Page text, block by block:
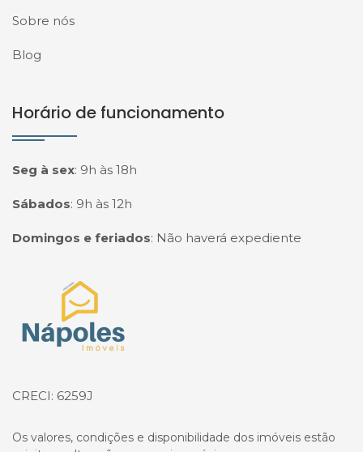
Sobre nós
Blog
Horário de funcionamento
Seg à sex: 9h às 18h
Sábados: 9h às 12h
Domingos e feriados: Não haverá expediente
Página inicial
CRECI: 6259J
Os valores, condições e disponibilidade dos imóveis estão